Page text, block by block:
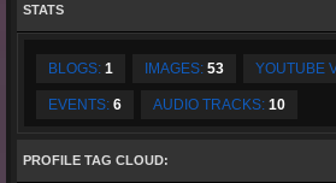
STATS
BLOGS: 1 IMAGES: 53 YOUTUBE
EVENTS: 6 AUDIO TRACKS: 10
PROFILE TAG CLOUD: